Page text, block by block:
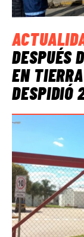
DESPUÉS
EN
DESPIDIÓ